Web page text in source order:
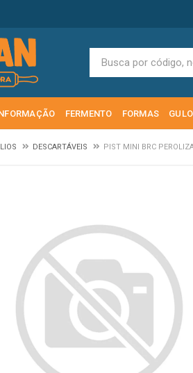
FERMENTO FORMAS
DESCARTÁVEIS PIST MINI BRC